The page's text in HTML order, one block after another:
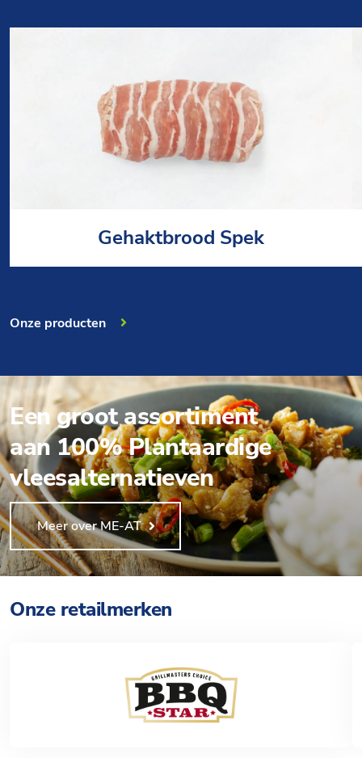
Gehaktbrood Spek
Onze producten
Een groot assortiment
aan 100% Plantaardige
vleesalternatieven
Meer over ME-AT
Onze retailmerken